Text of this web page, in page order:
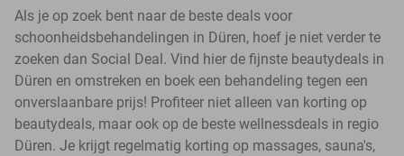
Als je op zoek bent naar de beste deals voor
schoonheidsbehandelingen in Düren, hoef je niet verder te
zoeken dan Social Deal. Vind hier de fijnste beautydeals in
Düren en omstreken en boek een behandeling tegen een
onverslaanbare prijs! Profiteer niet alleen van korting op
beautydeals, maar ook op de beste wellnessdeals in regio
Düren. Je krijgt regelmatig korting op massages, sauna's,